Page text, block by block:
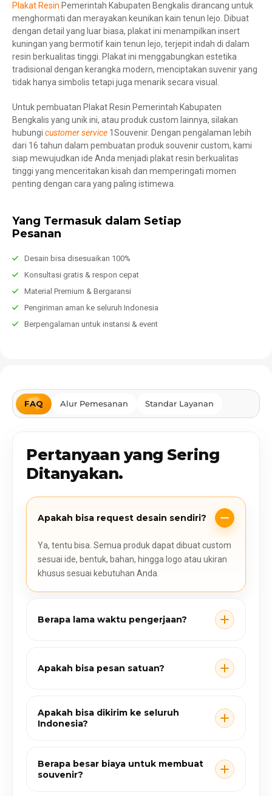
Plakat Resin Pemerintah Kabupaten Bengkalis dirancang untuk
menghormati dan merayakan keunikan kain tenun lejo. Dibuat
dengan detail yang luar biasa, plakat ini menampilkan insert
kuningan yang bermotif kain tenun lejo, terjepit indah di dalam
resin berkualitas tinggi. Plakat ini menggabungkan estetika
tradisional dengan kerangka modern, menciptakan suvenir yang
tidak hanya simbolis tetapi juga menarik secara visual.
Untuk pembuatan Plakat Resin Pemerintah Kabupaten
Bengkalis yang unik ini, atau produk custom lainnya, silakan
hubungi customer service 1Souvenir. Dengan pengalaman lebih
dari 16 tahun dalam pembuatan produk souvenir custom, kami
siap mewujudkan ide Anda menjadi plakat resin berkualitas
tinggi yang menceritakan kisah dan memperingati momen
penting dengan cara yang paling istimewa.
Yang Termasuk dalam Setiap
Pesanan
Desain bisa disesuaikan 100%
Konsultasi gratis & respon cepat
Material Premium & Bergaransi
Pengiriman aman ke seluruh Indonesia
Berpengalaman untuk instansi & event
FAQ Alur Pemesanan Standar Layanan
Pertanyaan yang Sering
Ditanyakan.
Apakah bisa request desain sendiri?
Ya, tentu bisa. Semua produk dapat dibuat custom
sesuai ide, bentuk, bahan, hingga logo atau ukiran
khusus sesuai kebutuhan Anda.
Berapa lama waktu pengerjaan?
Apakah bisa pesan satuan?
Apakah bisa dikirim ke seluruh
Indonesia?
Berapa besar biaya untuk membuat
souvenir?